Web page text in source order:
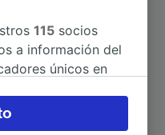
41min
115 socios
a información del
únicos en
tus preferencias
el derecho de